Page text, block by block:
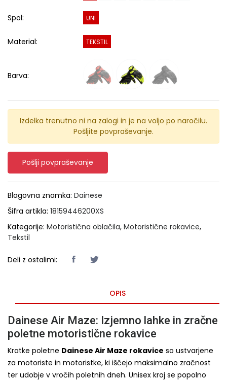
Spol: UNI
Material: TEKSTIL
Barva:
Izdelka trenutno ni na zalogi in je na voljo po naročilu.
Pošljite povpraševanje.
Pošlji povpraševanje
Blagovna znamka: Dainese
Šifra artikla: 18159446200XS
Kategorije: Motoristična oblačila, Motoristične rokavice,
Tekstil
Deli z ostalimi:
OPIS
Dainese Air Maze: Izjemno lahke in zračne
poletne motoristične rokavice
Kratke poletne Dainese Air Maze rokavice so ustvarjene
za motoriste in motoristke, ki iščejo maksimalno zračnost
ter udobje v vročih poletnih dneh. Unisex kroj se popolno